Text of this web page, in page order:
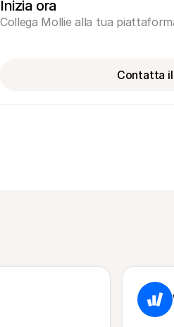
Inizia ora
Collega Mollie alla tua
Contatta